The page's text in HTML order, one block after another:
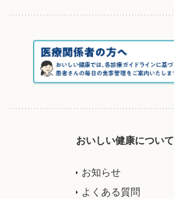
おいしい健康について
お知らせ
よくある質問